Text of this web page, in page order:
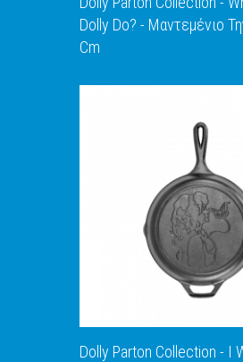
ΑΝΑΚΑΛΥΨΕ
Dolly Do? - Μαντεμένιο
Cm
Dolly Parton Collection - I